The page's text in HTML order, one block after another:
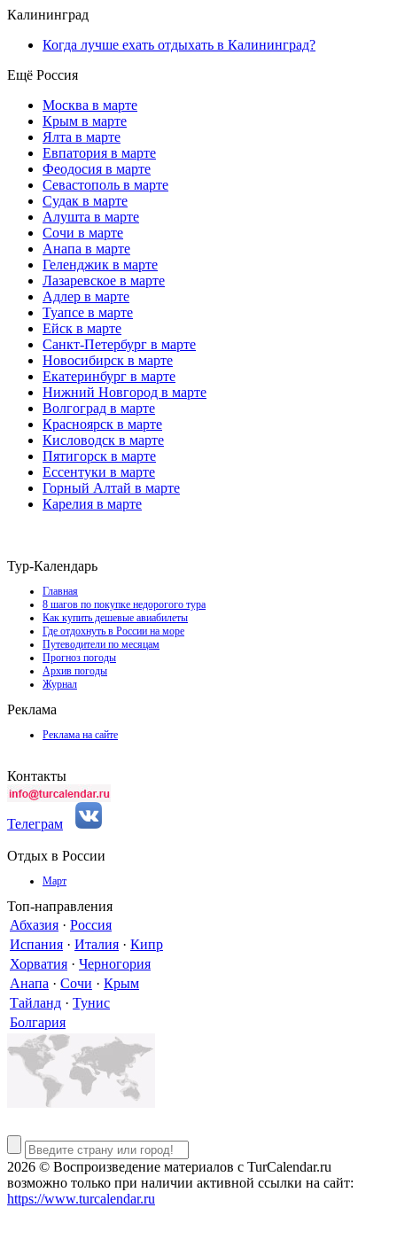
Калининград
Когда лучше ехать отдыхать в Калининград?
Ещё Россия
Москва в марте
Крым в марте
Ялта в марте
Евпатория в марте
Феодосия в марте
Севастополь в марте
Судак в марте
Алушта в марте
Сочи в марте
Анапа в марте
Геленджик в марте
Лазаревское в марте
Адлер в марте
Туапсе в марте
Ейск в марте
Санкт-Петербург в марте
Новосибирск в марте
Екатеринбург в марте
Нижний Новгород в марте
Волгоград в марте
Красноярск в марте
Кисловодск в марте
Пятигорск в марте
Ессентуки в марте
Горный Алтай в марте
Карелия в марте
Тур-Календарь
Главная
8 шагов по покупке недорогого тура
Как купить дешевые авиабилеты
Где отдохнуть в России на море
Путеводители по месяцам
Прогноз погоды
Архив погоды
Журнал
Реклама
Реклама на сайте
Контакты
Телеграм
Отдых в России
Март
Топ-направления
Абхазия · Россия
Испания · Италия · Кипр
Хорватия · Черногория
Анапа · Сочи · Крым
Тайланд · Тунис
Болгария
2026 © Воспроизведение материалов c TurCalendar.ru
возможно только при наличии активной ссылки на сайт:
https://www.turcalendar.ru